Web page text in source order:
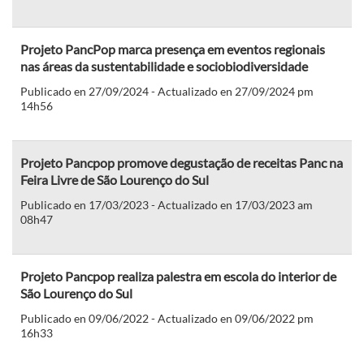
Projeto PancPop marca presença em eventos regionais
nas áreas da sustentabilidade e sociobiodiversidade
Publicado en 27/09/2024 - Actualizado en 27/09/2024 pm
14h56
Projeto Pancpop promove degustação de receitas Panc na
Feira Livre de São Lourenço do Sul
Publicado en 17/03/2023 - Actualizado en 17/03/2023 am
08h47
Projeto Pancpop realiza palestra em escola do interior de
São Lourenço do Sul
Publicado en 09/06/2022 - Actualizado en 09/06/2022 pm
16h33